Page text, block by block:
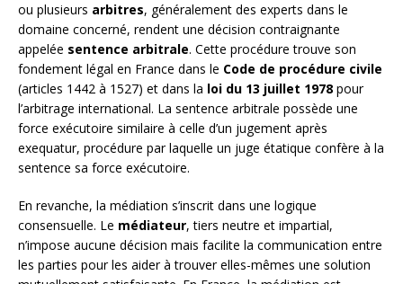
ou plusieurs arbitres, généralement des experts dans le
domaine concerné, rendent une décision contraignante
appelée sentence arbitrale. Cette procédure trouve son
fondement légal en France dans le Code de procédure civile
(articles 1442 à 1527) et dans la loi du 13 juillet 1978 pour
l’arbitrage international. La sentence arbitrale possède une
force exécutoire similaire à celle d’un jugement après
exequatur, procédure par laquelle un juge étatique confère à la
sentence sa force exécutoire.
En revanche, la médiation s’inscrit dans une logique
consensuelle. Le médiateur, tiers neutre et impartial,
n’impose aucune décision mais facilite la communication entre
les parties pour les aider à trouver elles-mêmes une solution